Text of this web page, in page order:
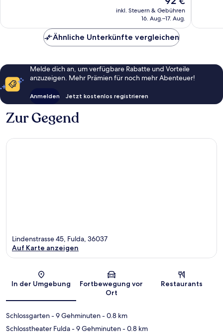
Preis
beträgt
inkl. Steuern & Gebühren
16. Aug.–17. Aug.
Ähnliche Unterkünfte vergleichen
Melde dich an, um verfügbare Rabatte und Vorteile
anzuzeigen. Mehr Prämien für noch mehr Abenteuer!
Anmelden Jetzt kostenlos registrieren
Zur Gegend
Karte
Lindenstrasse 45, Fulda, 36037
Auf Karte anzeigen
In der Umgebung
Fortbewegung vor
Ort
Restaurants
Schlossgarten- 9 Gehminuten- 0.8 km
Schlosstheater Fulda- 9 Gehminuten- 0.8 km